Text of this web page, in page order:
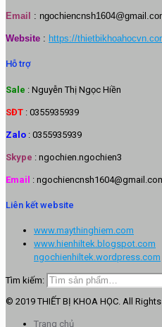
Email :
Website : https://
Hỗ trợ
Sale : Nguyễn Thị Ngọc Hiền
SĐT : 0355935939
Zalo : 0355935939
Skype : ngochien.ngochien3
Email :
Liên kết website
www.maythinghiem.com
www.hienhiltek.blogspot.com
ngochienhiltek.wordpress.com
Tìm kiếm:
© 2019 THIẾT BỊ KHOA HỌC. All
Trang chủ